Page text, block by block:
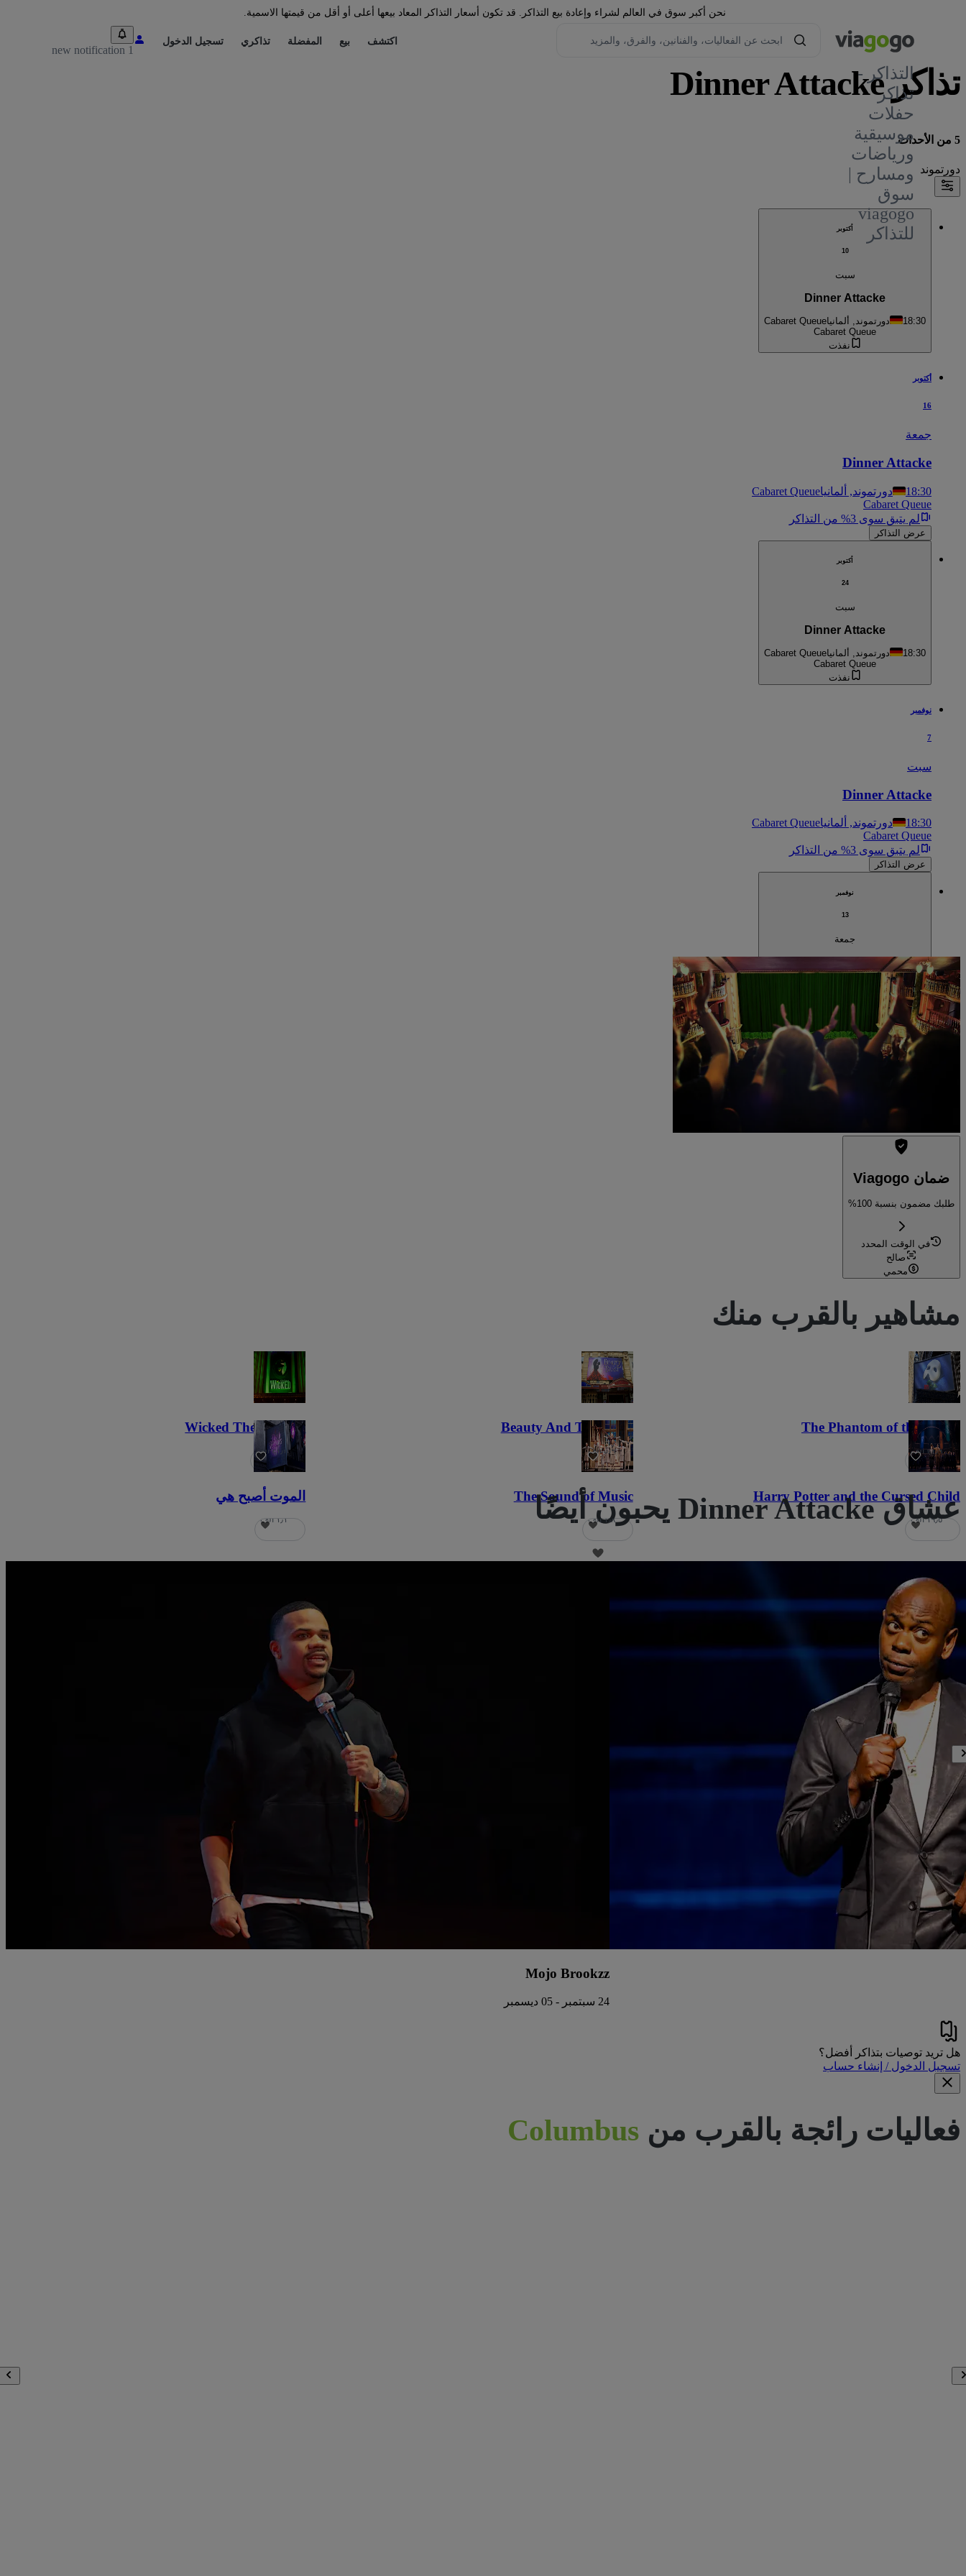
نحن أكبر سوق في العالم لشراء وإعادة بيع التذاكر. قد تكون أسعار التذاكر المعاد بيعها أعلى أو أقل من قيمتها الاسمية.
التذاكر -
تذاكر
حفلات
موسيقية
ورياضات
ومسارح |
سوق
viagogo
للتذاكر
اكتشف بيع المفضلة تذاكري تسجيل الدخول
1 new notification
تذاكر Dinner Attacke
5 من الأحداث
دورتموند
أكتوبر
10
سبت
Dinner Attacke
18:30 دورتموند, ألمانياCabaret Queue
Cabaret Queue
نفذت
أكتوبر
16
جمعة
Dinner Attacke
18:30 دورتموند, ألمانياCabaret Queue
Cabaret Queue
لم يتبق سوى 3% من التذاكر
عرض التذاكر
أكتوبر
24
سبت
Dinner Attacke
18:30 دورتموند, ألمانياCabaret Queue
Cabaret Queue
نفذت
نوفمبر
7
سبت
Dinner Attacke
18:30 دورتموند, ألمانياCabaret Queue
Cabaret Queue
لم يتبق سوى 3% من التذاكر
عرض التذاكر
نوفمبر
13
جمعة
Dinner Attacke
18:30 دورتموند, ألمانيا
نفذت
ضمان Viagogo
طلبك مضمون بنسبة 100%
في الوقت المحدد
صالح
محمي
مشاهير بالقرب منك
The Phantom of the Opera
٢١٫٩ ألف
Beauty And The Beast
٥٫٩ ألف
Wicked The Musical
٤١٫٣ ألف
Harry Potter and the Cursed Child
١٩٫٥ ألف
The Sound of Music
١٫٨ ألف
الموت أصبح هي
١٫١ ألف عشاق Dinner Attacke يحبون أيضًا
Mojo Brookzz
24 سبتمبر - 05 ديسمبر
هل تريد توصيات بتذاكر أفضل؟
تسجيل الدخول / إنشاء حساب
فعاليات رائجة بالقرب من